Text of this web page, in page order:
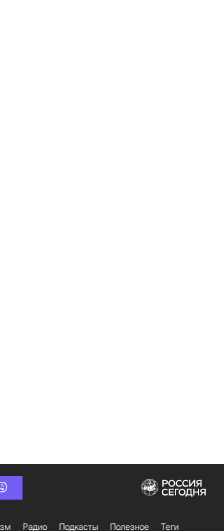
Радио Подкасты Полезное Теги